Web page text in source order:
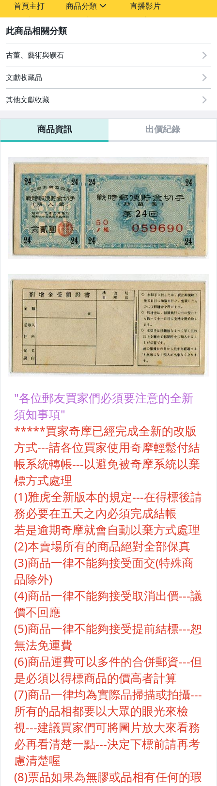
首頁主打 商品分類
圖書/影音/文具
古董、藝術與礦石
玩具、模型與公仔
居家、家具與園藝
男性精品與服飾
家電與影音視聽
運動、戶外與休閒
直播影片
古董、藝術與礦石
文獻收藏品
其他文獻收藏
商品資訊 出價紀錄